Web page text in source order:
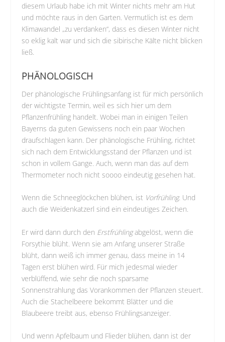
diesem Urlaub habe ich mit Winter nichts mehr am Hut
und möchte raus in den Garten. Vermutlich ist es dem
Klimawandel „zu verdanken“, dass es diesen Winter nicht
so eklig kalt war und sich die sibirische Kälte nicht blicken
ließ.
PHÄNOLOGISCH
Der phänologische Frühlingsanfang ist für mich persönlich
der wichtigste Termin, weil es sich hier um dem
Pflanzenfrühling handelt. Wobei man in einigen Teilen
Bayerns da guten Gewissens noch ein paar Wochen
draufschlagen kann. Der phänologische Frühling, richtet
sich nach dem Entwicklungsstand der Pflanzen und ist
schon in vollem Gange. Auch, wenn man das auf dem
Thermometer noch nicht soooo eindeutig gesehen hat.
Wenn die Schneeglöckchen blühen, ist Vorfrühling. Und
auch die Weidenkatzerl sind ein eindeutiges Zeichen.
Er wird dann durch den Erstfrühlingabgelöst, wenn die
Forsythie blüht. Wenn sie am Anfang unserer Straße
blüht, dann weiß ich immer genau, dass meine in 14
Tagen erst blühen wird. Für mich jedesmal wieder
verblüffend, wie sehr die noch sparsame
Sonnenstrahlung das Vorankommen der Pflanzen steuert.
Auch die Stachelbeere bekommt Blätter und die
Blaubeere treibt aus, ebenso Frühlingsanzeiger.
Und wenn Apfelbaum und Flieder blühen, dann ist der